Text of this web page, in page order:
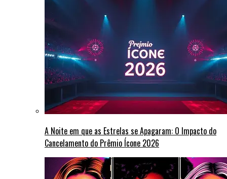
A Noite em que as Estrelas se Apagaram: O Impacto do
Cancelamento do Prêmio Ícone 2026